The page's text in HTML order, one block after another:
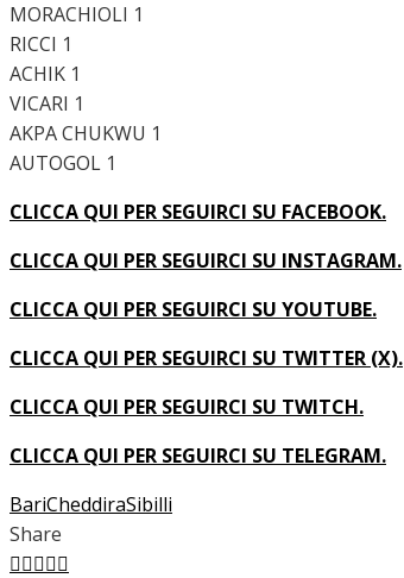
MORACHIOLI 1
RICCI 1
ACHIK 1
VICARI 1
AKPA CHUKWU 1
AUTOGOL 1
CLICCA QUI PER SEGUIRCI SU FACEBOOK.
CLICCA QUI PER SEGUIRCI SU INSTAGRAM.
CLICCA QUI PER SEGUIRCI SU YOUTUBE.
CLICCA QUI PER SEGUIRCI SU TWITTER (X).
CLICCA QUI PER SEGUIRCI SU TWITCH.
CLICCA QUI PER SEGUIRCI SU TELEGRAM.
BariCheddiraSibilli
Share
Facebook
Twitter
LinkedIn
Pinterest
Stumbleupon